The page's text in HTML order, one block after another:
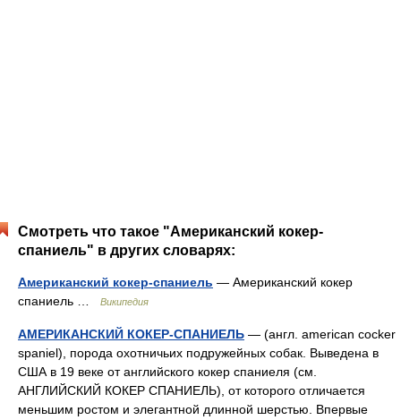
Смотреть что такое "Американский кокер-
спаниель" в других словарях:
Американский кокер-спаниель — Американский кокер
спаниель …
Википедия
АМЕРИКАНСКИЙ КОКЕР-СПАНИЕЛЬ — (англ. american cocker
spaniel), порода охотничьих подружейных собак. Выведена в
США в 19 веке от английского кокер спаниеля (см.
АНГЛИЙСКИЙ КОКЕР СПАНИЕЛЬ), от которого отличается
меньшим ростом и элегантной длинной шерстью. Впервые